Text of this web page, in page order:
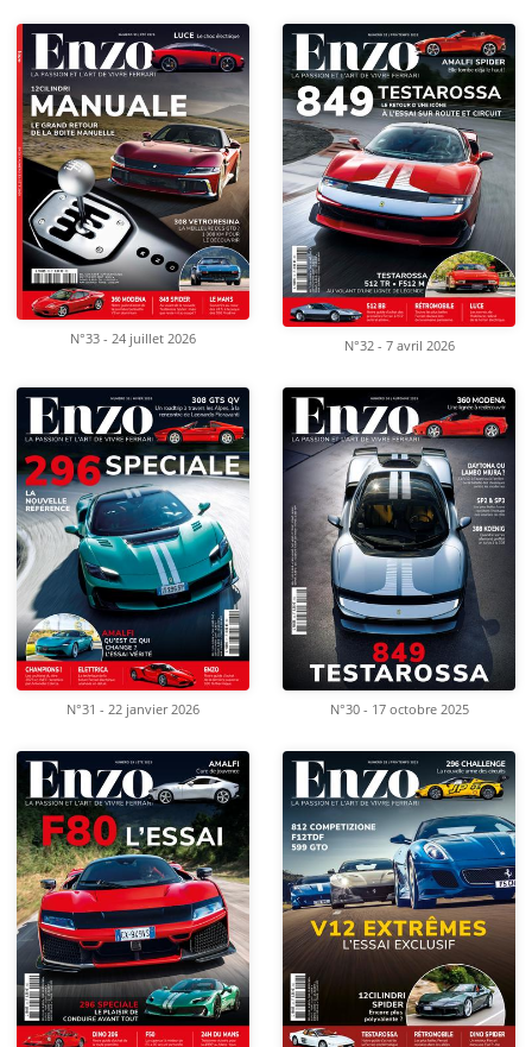
N°33 - 24 juillet 2026 N°32 - 7 avril 2026
N°31 - 22 janvier 2026 N°30 - 17 octobre 2025